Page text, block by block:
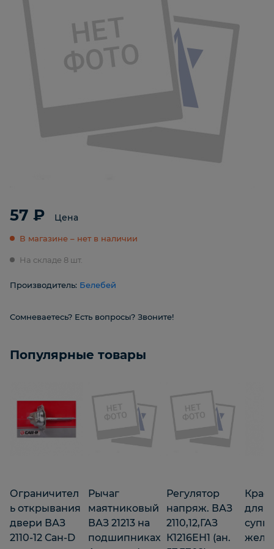
57 ₽ Цена
В магазине – нет в наличии
На складе 8 шт.
Производитель: Белебей
Сомневаетесь? Есть вопросы? Звоните!
Популярные товары
Ограничител
ь открывания
двери ВАЗ
2110-12 Сан-D
Рычаг
маятниковый
ВАЗ 21213 на
подшипниках
Регулятор
напряж. ВАЗ
2110,12,ГАЗ
К1216ЕН1 (ан.
для